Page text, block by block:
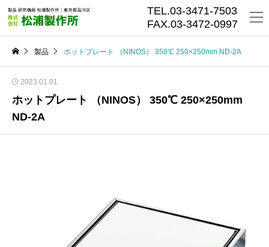
TEL.03-3471-7503
FAX.03-3472-0997
製品 ホットプレート （NINOS） 350℃ 250×250mm ND-2A
2023.01.01
ホットプレート （NINOS） 350℃ 250×250mm
ND-2A